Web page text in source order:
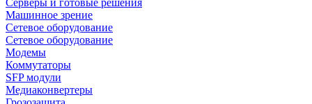
Серверы и готовые решения
Машинное зрение
Сетевое оборудование
Сетевое оборудование
Модемы
Коммутаторы
SFP модули
Медиаконвертеры